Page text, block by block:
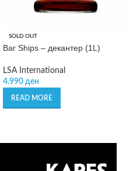
SOLD OUT
Bar Ships – декантер (1L)
LSA International
4.990 ден
READ MORE